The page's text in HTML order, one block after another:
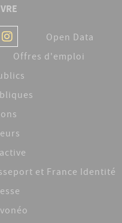
Open Data
Offres d'emploi
et France Identité